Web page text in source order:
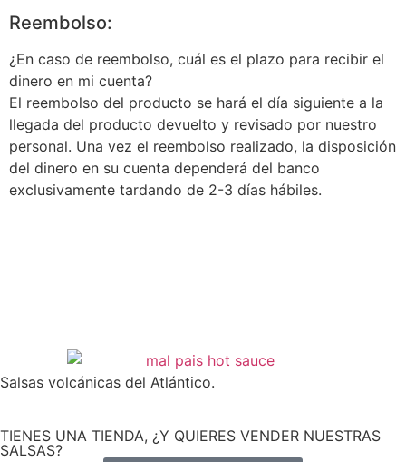
Reembolso:
¿En caso de reembolso, cuál es el plazo para recibir el
dinero en mi cuenta?
El reembolso del producto se hará el día siguiente a la
llegada del producto devuelto y revisado por nuestro
personal. Una vez el reembolso realizado, la disposición
del dinero en su cuenta dependerá del banco
exclusivamente tardando de 2-3 días hábiles.
Salsas volcánicas del Atlántico.
TIENES UNA TIENDA, ¿Y QUIERES VENDER NUESTRAS
SALSAS?